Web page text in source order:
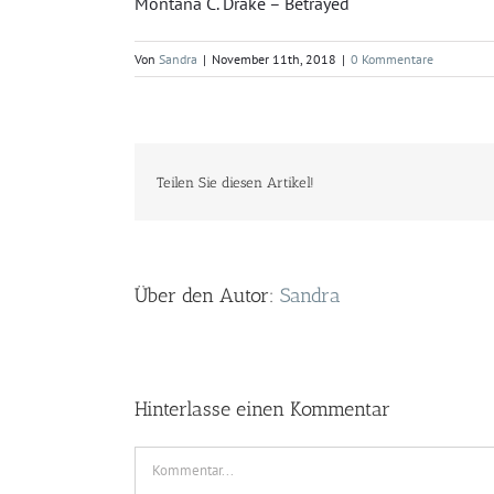
Von Sandra | November 11th, 2018 | 0 Kommentare
Teilen Sie diesen Artikel!
Über den Autor: Sandra
Hinterlasse einen Kommentar
Kommentar